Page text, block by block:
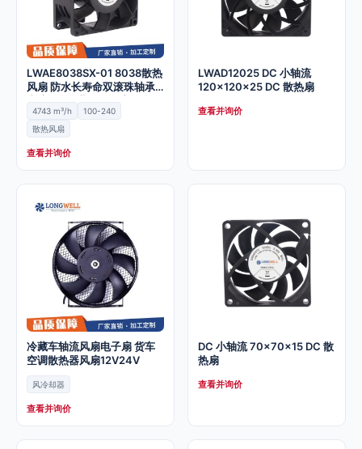
LWAE8038SX-01 8038散热
风扇 防水长寿命双滚珠轴承
直流12V工业散热风扇
4743 m³/h
100-240
散热风扇
查看并询价
LWAD12025 DC 小轴流
120x120x25 DC 散热扇
查看并询价
冷藏车轴流风扇电子扇 货车
空调散热器风扇12V24V
风冷却器
查看并询价
DC 小轴流 70x70x15 DC 散
热扇
查看并询价